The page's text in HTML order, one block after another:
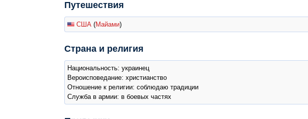
Путешествия
США (Майами)
Страна и религия
Национальность: украинец
Вероисповедание: христианство
Отношение к религии: соблюдаю традиции
Служба в армии: в боевых частях